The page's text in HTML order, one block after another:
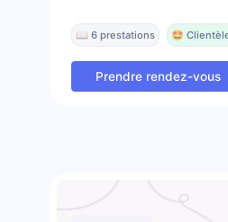
📖 6 prestations 🤩
Prendre rendez-vous